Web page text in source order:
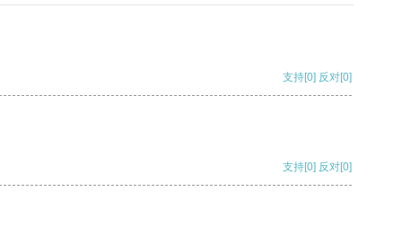
支持[0] 反对[0]
支持[0] 反对[0]